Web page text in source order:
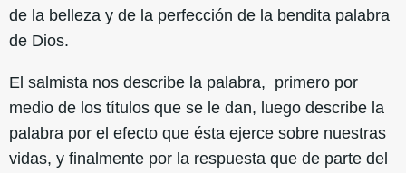
de la belleza y de la perfección de la bendita palabra
de Dios.
El salmista nos describe la palabra, primero por
medio de los títulos que se le dan, luego describe la
palabra por el efecto que ésta ejerce sobre nuestras
vidas, y finalmente por la respuesta que de parte del